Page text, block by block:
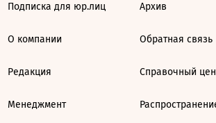
Подписка для юр.лиц
О компании
Редакция
Менеджмент
Архив
Обратная связь
Справочный